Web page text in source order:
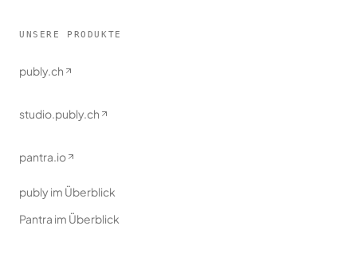
UNSERE PRODUKTE
publy.ch
studio.publy.ch
pantra.io
publy im Überblick
Pantra im Überblick